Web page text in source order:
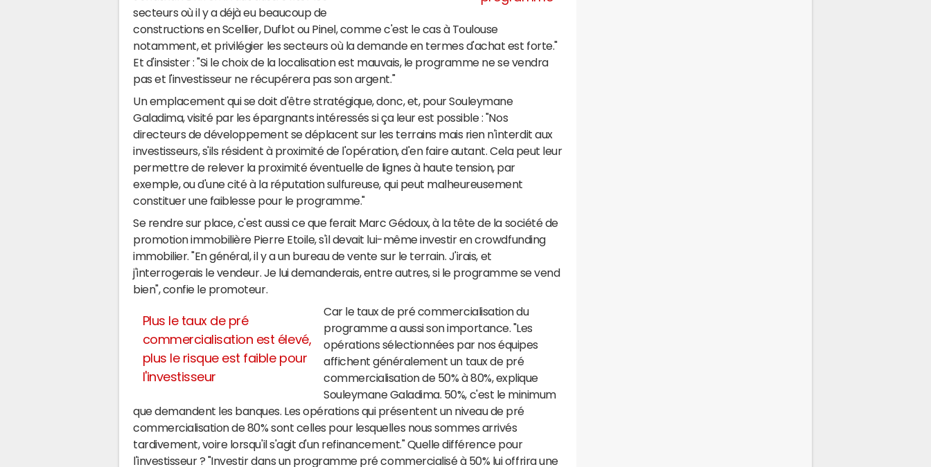
secteurs où il y a déjà eu beaucoup de
constructions en Scellier, Duflot ou Pinel, comme c'est le cas à Toulouse
notamment, et privilégier les secteurs où la demande en termes d'achat est forte."
Et d'insister : "Si le choix de la localisation est mauvais, le programme ne se vendra
pas et l'investisseur ne récupérera pas son argent."
Un emplacement qui se doit d'être stratégique, donc, et, pour Souleymane
Galadima, visité par les épargnants intéressés si ça leur est possible : "Nos
directeurs de développement se déplacent sur les terrains mais rien n'interdit aux
investisseurs, s'ils résident à proximité de l'opération, d'en faire autant. Cela peut leur
permettre de relever la proximité éventuelle de lignes à haute tension, par
exemple, ou d'une cité à la réputation sulfureuse, qui peut malheureusement
constituer une faiblesse pour le programme."
Se rendre sur place, c'est aussi ce que ferait Marc Gédoux, à la tête de la société de
promotion immobilière Pierre Etoile, s'il devait lui-même investir en crowdfunding
immobilier. "En général, il y a un bureau de vente sur le terrain. J'irais, et
j'interrogerais le vendeur. Je lui demanderais, entre autres, si le programme se vend
bien", confie le promoteur.
Plus le taux de pré
commercialisation est élevé,
plus le risque est faible pour
l'investisseur
Car le taux de pré commercialisation du
programme a aussi son importance. "Les
opérations sélectionnées par nos équipes
affichent généralement un taux de pré
commercialisation de 50% à 80%, explique
Souleymane Galadima. 50%, c'est le minimum
que demandent les banques. Les opérations qui présentent un niveau de pré
commercialisation de 80% sont celles pour lesquelles nous sommes arrivés
tardivement, voire lorsqu'il s'agit d'un refinancement." Quelle différence pour
l'investisseur ? "Investir dans un programme pré commercialisé à 50% lui offrira une